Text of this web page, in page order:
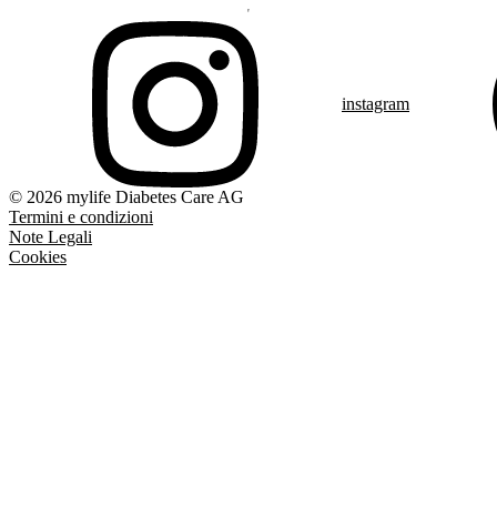
instagram
© 2026 mylife Diabetes Care AG
Termini e condizioni
Note Legali
Cookies